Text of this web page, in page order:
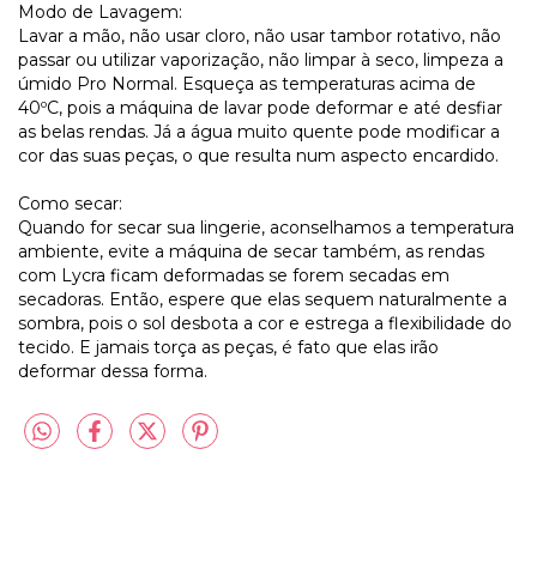
Modo de Lavagem:
Lavar a mão, não usar cloro, não usar tambor rotativo, não
passar ou utilizar vaporização, não limpar à seco, limpeza a
úmido Pro Normal. Esqueça as temperaturas acima de
40ºC, pois a máquina de lavar pode deformar e até desfiar
as belas rendas. Já a água muito quente pode modificar a
cor das suas peças, o que resulta num aspecto encardido.
Como secar:
Quando for secar sua lingerie, aconselhamos a temperatura
ambiente, evite a máquina de secar também, as rendas
com Lycra ficam deformadas se forem secadas em
secadoras. Então, espere que elas sequem naturalmente a
sombra, pois o sol desbota a cor e estrega a flexibilidade do
tecido. E jamais torça as peças, é fato que elas irão
deformar dessa forma.